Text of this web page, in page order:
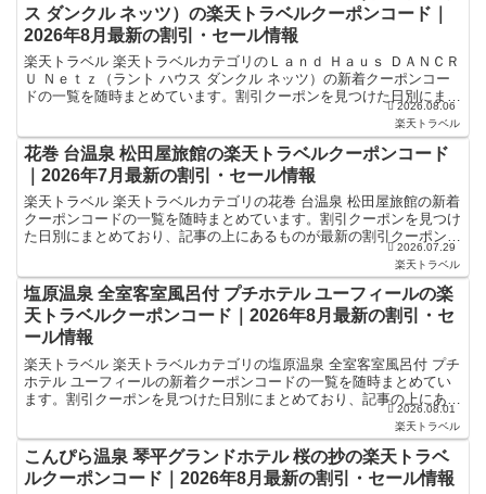
ス ダンクル ネッツ）の楽天トラベルクーポンコード｜
2026年8月最新の割引・セール情報
楽天トラベル 楽天トラベルカテゴリのＬａｎｄ Ｈａｕｓ ＤＡＮＣＲ
Ｕ Ｎｅｔｚ（ラント ハウス ダンクル ネッツ）の新着クーポンコー
ドの一覧を随時まとめています。割引クーポンを見つけた日別にまと
2026.08.06
楽天トラベル
花巻 台温泉 松田屋旅館の楽天トラベルクーポンコード
｜2026年7月最新の割引・セール情報
楽天トラベル 楽天トラベルカテゴリの花巻 台温泉 松田屋旅館の新着
クーポンコードの一覧を随時まとめています。割引クーポンを見つけ
た日別にまとめており、記事の上にあるものが最新の割引クーポンに
なります。ホテル・旅館宿泊の予約などで使えるクーポ...
2026.07.29
楽天トラベル
塩原温泉 全室客室風呂付 プチホテル ユーフィールの楽
天トラベルクーポンコード｜2026年8月最新の割引・セ
ール情報
楽天トラベル 楽天トラベルカテゴリの塩原温泉 全室客室風呂付 プチ
ホテル ユーフィールの新着クーポンコードの一覧を随時まとめてい
ます。割引クーポンを見つけた日別にまとめており、記事の上にある
ものが最新の割引クーポンになります。ホテル・旅館宿...
2026.08.01
楽天トラベル
こんぴら温泉 琴平グランドホテル 桜の抄の楽天トラベ
ルクーポンコード｜2026年8月最新の割引・セール情報